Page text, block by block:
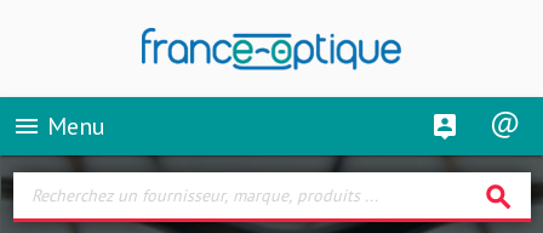
menu Menu
search